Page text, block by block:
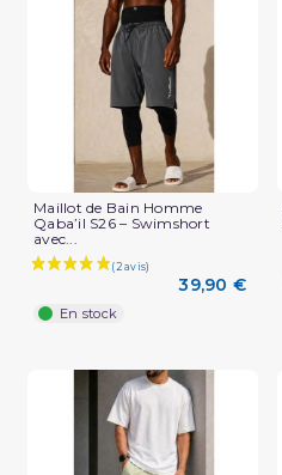
Maillot de Bain Homme
Qaba’il S26 – Swimshort
avec...
39,90 €
En stock